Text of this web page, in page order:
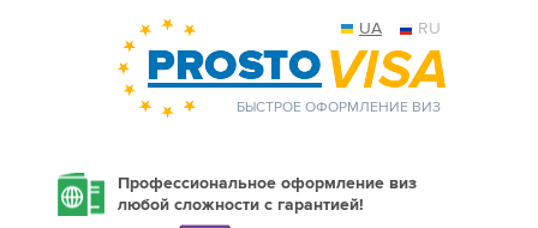
UA RU
БЫСТРОЕ ОФОРМЛЕНИЕ ВИЗ
Профессиональное оформление виз
любой сложности с гарантией!